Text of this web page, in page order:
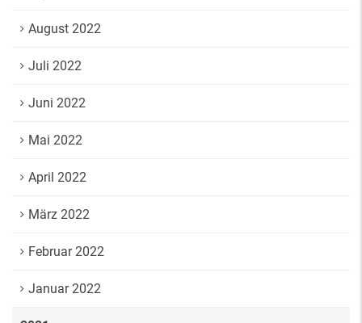
August 2022
Juli 2022
Juni 2022
Mai 2022
April 2022
März 2022
Februar 2022
Januar 2022